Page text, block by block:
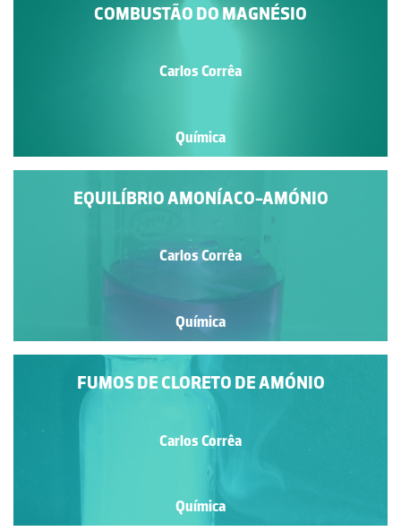
COMBUSTÃO DO MAGNÉSIO
Carlos Corrêa
Química
EQUILÍBRIO AMONÍACO-AMÓNIO
Carlos Corrêa
Química
FUMOS DE CLORETO DE AMÓNIO
Carlos Corrêa
Química